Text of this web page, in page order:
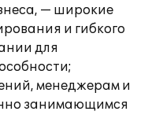
— широкие
и гибкого
для
менеджерам и
занимающимся